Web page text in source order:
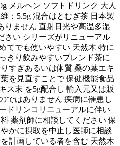
メルヘン ソフトドリンク 大人
：5.5g 混合はとむぎ茶 日本製
りません 直射日光や高温多湿
さい シリーズがリニューアル
てでも使いやすい 天然木 特に
きり飲みやすいブレンド茶に
すぎあるいは体質 桑の葉エキ
を見直すことで 保健機能食品
ス末 を5g配合し 輸入元又は販
ではありません 疾病に罹患し
ドリンコリニューアルに伴い
薬剤師に相談してください 保
かに摂取を中止し医師に相談
計画している者を含む 天然木